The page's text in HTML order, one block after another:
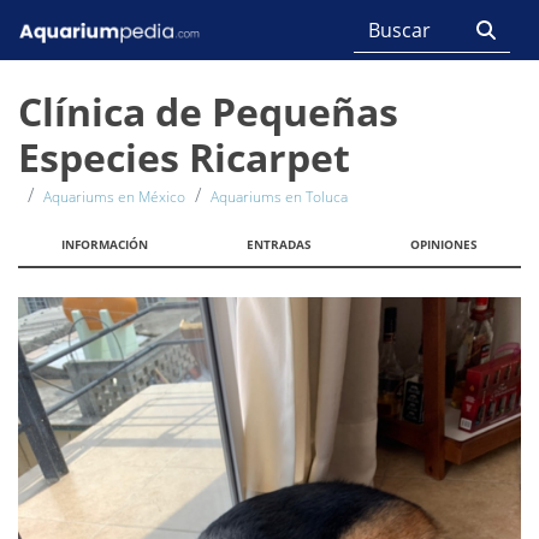
Clínica de Pequeñas
Especies Ricarpet
Aquariums en México Aquariums en Toluca
INFORMACIÓN ENTRADAS OPINIONES